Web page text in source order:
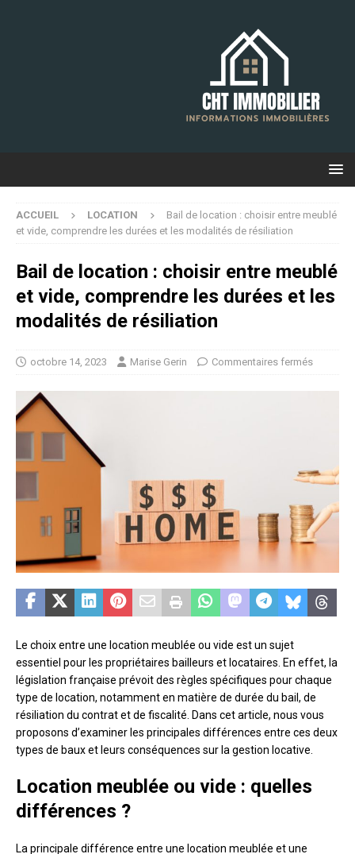
ACCUEIL LOCATION
Bail de location : choisir entre meublé
et vide, comprendre les durées et les modalités de résiliation
Bail de location : choisir entre meublé
et vide, comprendre les durées et les
modalités de résiliation
octobre 14, 2023 Marise Gerin Commentaires fermés
Le choix entre une location meublée ou vide est un sujet
essentiel pour les propriétaires bailleurs et locataires. En effet, la
législation française prévoit des règles spécifiques pour chaque
type de location, notamment en matière de durée du bail, de
résiliation du contrat et de fiscalité. Dans cet article, nous vous
proposons d’examiner les principales différences entre ces deux
types de baux et leurs conséquences sur la gestion locative.
Location meublée ou vide : quelles
différences ?
La principale différence entre une location meublée et une